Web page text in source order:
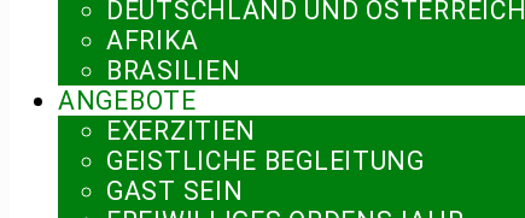
DEUTSCHLAND UND ÖSTERREICH
AFRIKA
BRASILIEN
ANGEBOTE
EXERZITIEN
GEISTLICHE BEGLEITUNG
GAST SEIN